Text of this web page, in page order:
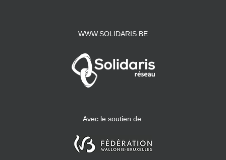
WWW.SOLIDARIS.BE
Avec le soutien de: